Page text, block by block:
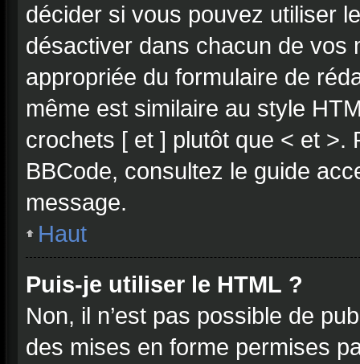
décider si vous pouvez utiliser
désactiver dans chacun de vos
appropriée du formulaire de
même est similaire au style
crochets [ et ] plutôt que < et >.
BBCode, consultez le guide
message.
Haut
Puis-je utiliser le HTML ?
Non, il n’est pas possible de
des mises en forme permises